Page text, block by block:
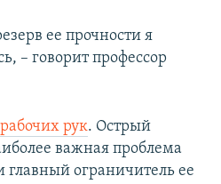
ее прочности я
– говорит профессор
рук. Острый
важная проблема
ограничитель ее